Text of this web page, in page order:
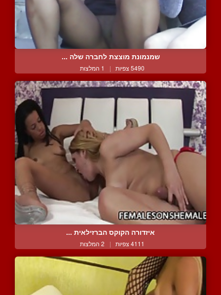
שמנמונת מוצצת לחברה שלה ...
5490 צפיות | 1 המלצות
איזדורה הקוקס הברזילאית ...
4111 צפיות | 2 המלצות